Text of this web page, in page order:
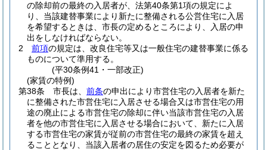
の除却前の最終の入居者が、法第40条第1項の規定によ
り、当該建替事業により新たに整備される公営住宅に入居
を希望するときは、市長の定めるところにより、入居の申
出をしなければならない。
2
前項の規定は、改良住宅等又は一般住宅の建替事業に係る
ものについて準用する。
(平30条例41・一部改正)
(家賃の特例)
第38条
市長は、 前条の申出により市営住宅の入居者を新た
に整備された市営住宅に入居させる場合又は市営住宅の用
途の廃止による市営住宅の除却に伴い当該市営住宅の入居
者を他の市営住宅に入居させる場合において、新たに入居
する市営住宅の家賃が従前の市営住宅の最終の家賃を超え
ることとなり、当該入居者の居住の安定を図るため必要が